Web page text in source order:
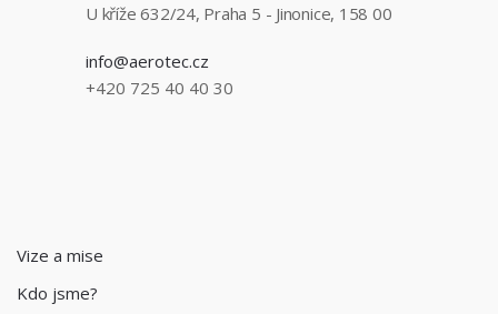
U kříže 632/24, Praha 5 - Jinonice, 158 00
info@aerotec.cz
+420 725 40 40 30
Vize a mise
Kdo jsme?